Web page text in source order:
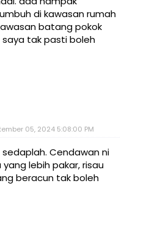
di kawasan rumah
batang pokok
tak pasti boleh
05, 2024 5:08:00 PM
sedaplah. Cendawan ni
lebih pakar, risau
beracun tak boleh